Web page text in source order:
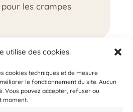
utilise des cookies.
cookies techniques et de mesure
le fonctionnement du site. Aucun
Vous pouvez accepter, refuser ou
moment.
les crampes
Facile.